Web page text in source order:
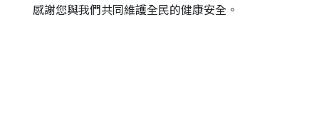
感謝您與我們共同維護全民的健康安全。